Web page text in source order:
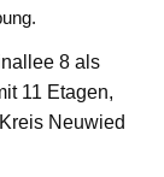
8 als
11 Etagen,
Neuwied